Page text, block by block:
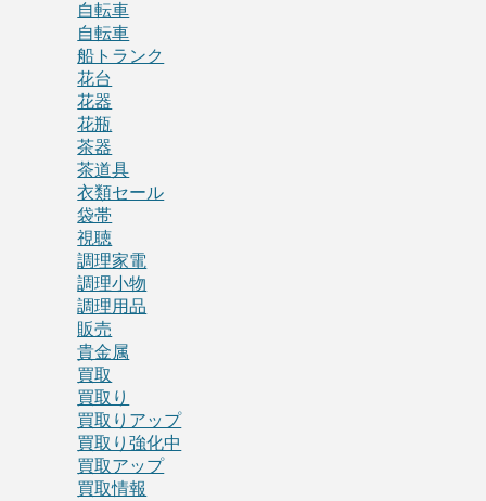
自転車
自転車
船トランク
花台
花器
花瓶
茶器
茶道具
衣類セール
袋帯
視聴
調理家電
調理小物
調理用品
販売
貴金属
買取
買取り
買取りアップ
買取り強化中
買取アップ
買取情報